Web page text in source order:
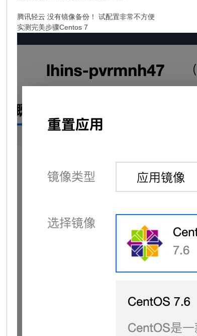
腾讯轻云 没有镜像备份！ 试配置非常不方便
实测完美步骤Centos 7